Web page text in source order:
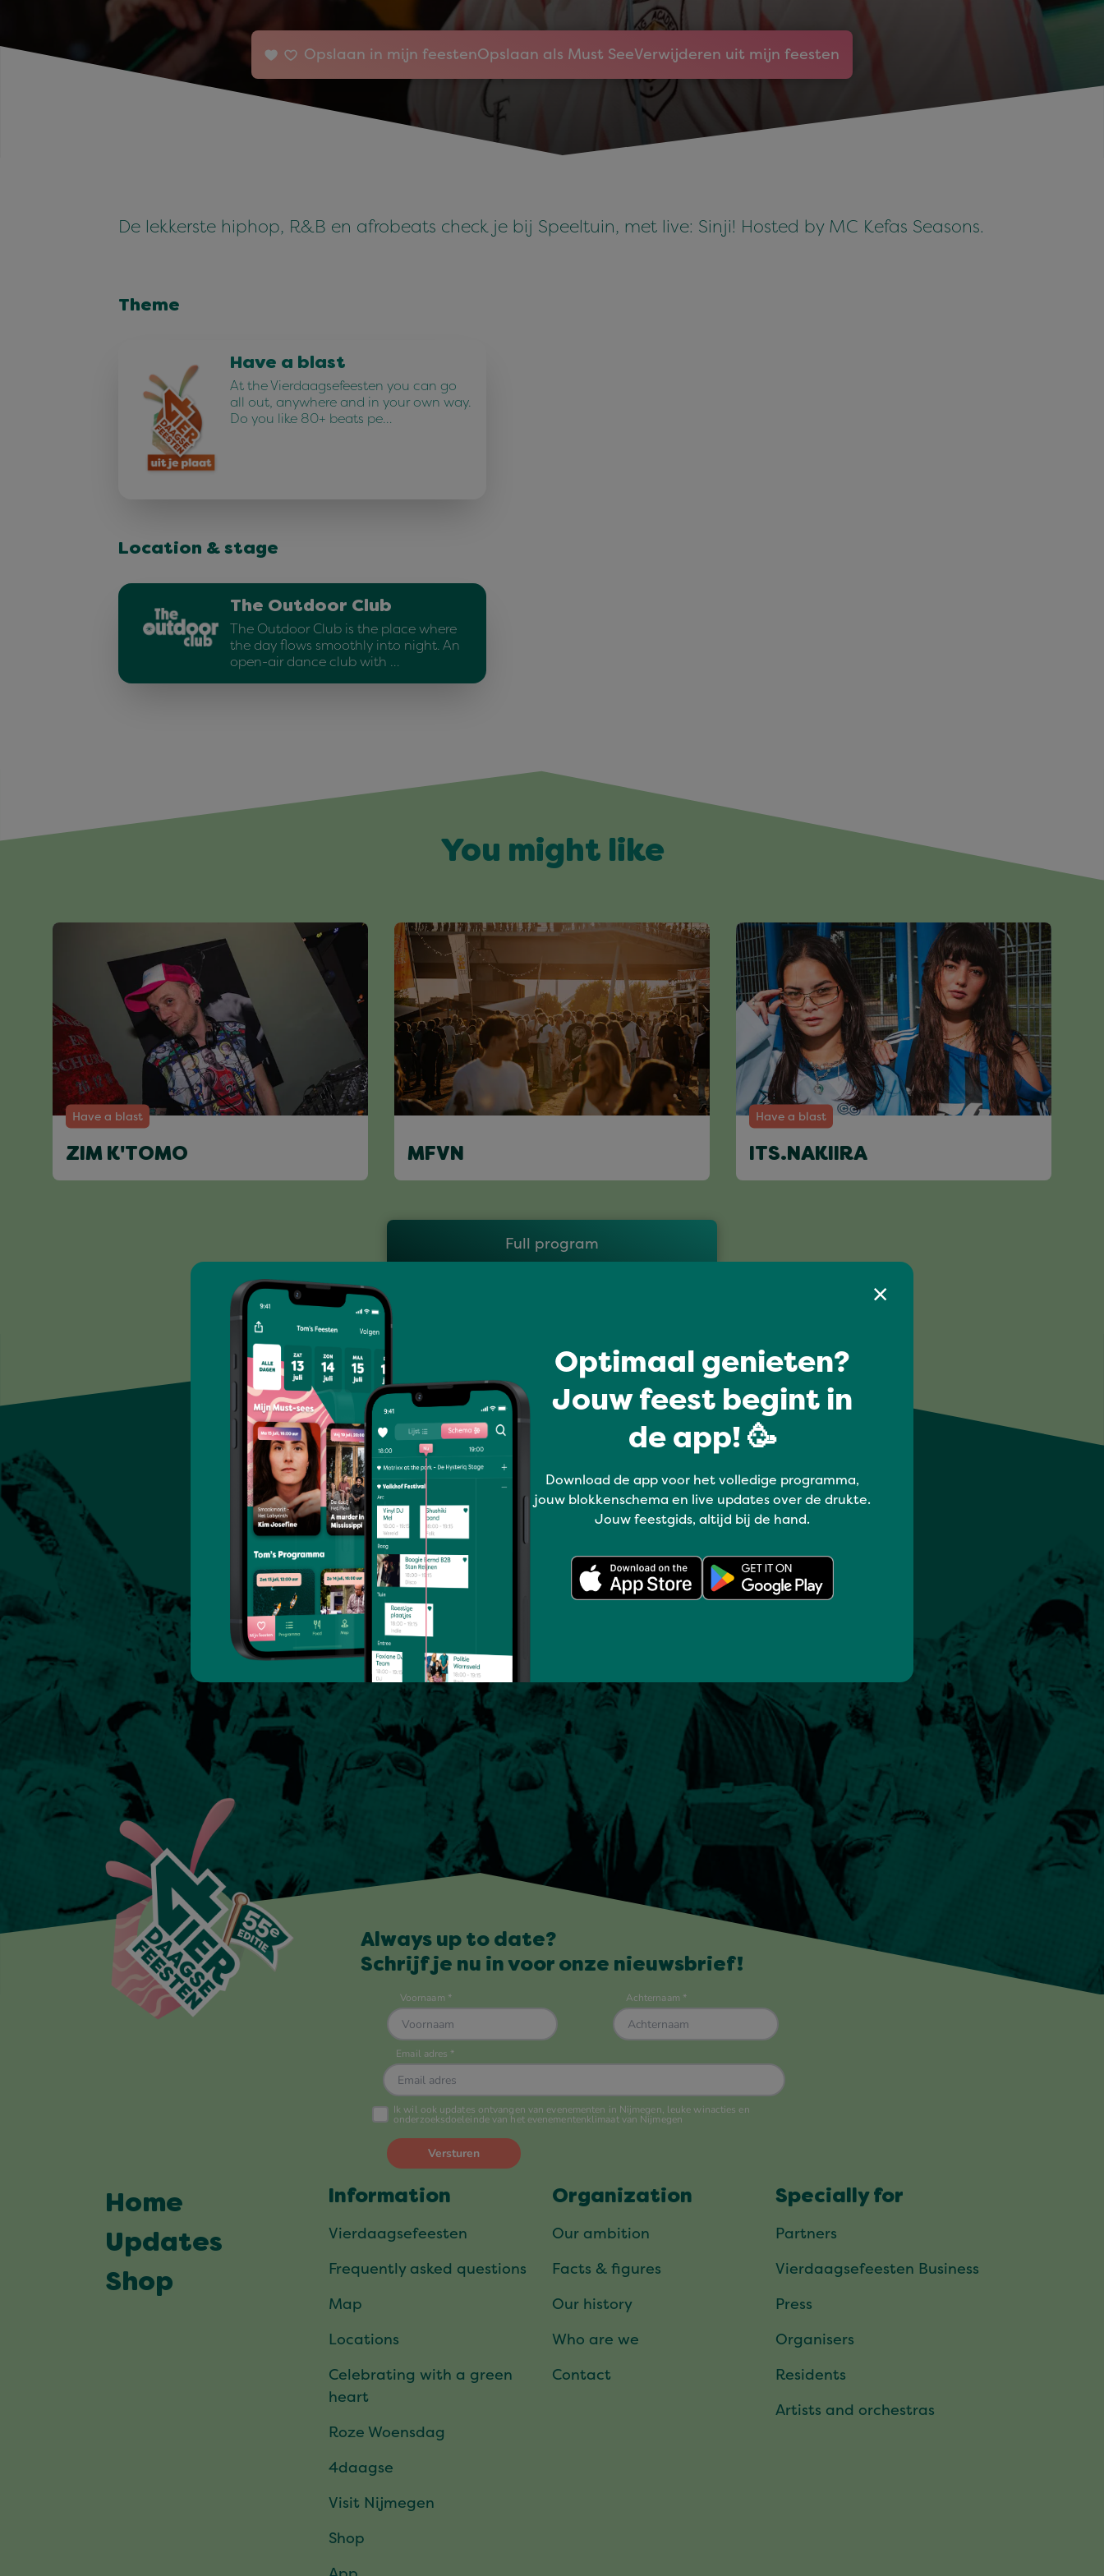
Opslaan in mijn feestenOpslaan als Must SeeVerwijderen uit mijn feesten
De lekkerste hiphop, R&B en afrobeats check je bij Speeltuin, met live: Sinji! Hosted by MC Kefas Seasons.
Theme
Have a blast
At the Vierdaagsefeesten you can go
all out, anywhere and in your own way.
Do you like 80+ beats pe…
Location & stage
The Outdoor Club
The Outdoor Club is the place where
the day flows smoothly into night. An
open-air dance club with …
You might like
Have a blast
ZIM K'TOMO MFVN
Have a blast
ITS.NAKIIRA
Full program
Optimaal genieten?
Jouw feest begint in
de app! 🥳
Download de app voor het volledige programma,
jouw blokkenschema en live updates over de drukte.
Jouw feestgids, altijd bij de hand.
Always up to date?
Schrijf je nu in voor onze nieuwsbrief!
Home
Updates
Shop
Information
Vierdaagsefeesten
Frequently asked questions
Map
Locations
Celebrating with a green
heart
Roze Woensdag
4daagse
Visit Nijmegen
Shop
Organization
Our ambition
Facts & figures
Our history
Who are we
Contact
Specially for
Partners
Vierdaagsefeesten Business
Press
Organisers
Residents
Artists and orchestras